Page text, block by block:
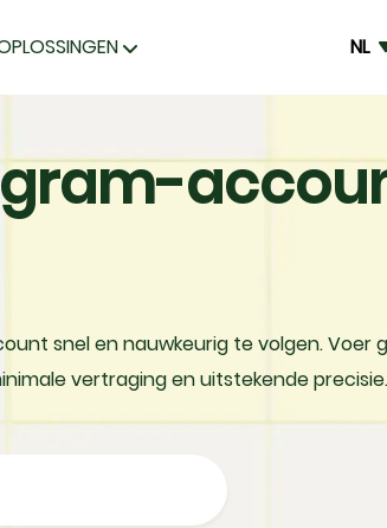
NL
snel en nauwkeurig te volgen. Voer
vertraging en uitstekende precisie.